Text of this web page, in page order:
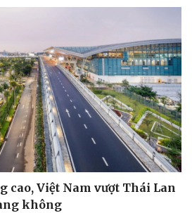
cao, Việt Nam vượt Thái Lan
không